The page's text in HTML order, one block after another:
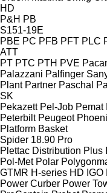
HD
P&H PB
S151-19E
PBE PC PFB PFT PLC
ATT
PT PTC PTH PVE
Palazzani Palfinger
Plant Partner Paschal
SK
Pekazett Pel-Job Pemat
Peterbilt Peugeot
Platform Basket
Spider 18.90 Pro
Plettac Distribution Plus
Pol-Met Polar
GTMR H-series HD IGO
Power Curber Power